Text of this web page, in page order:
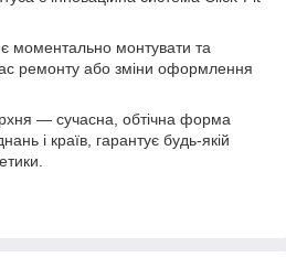
моментально монтувати та
ремонту або зміни оформлення
— сучасна, обтічна форма
і країв, гарантує будь-якій